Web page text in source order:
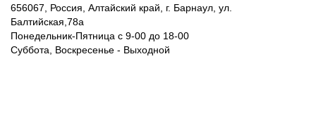
656067, Россия, Алтайский край, г. Барнаул, ул.
Балтийская,78а
Понедельник-Пятница с 9-00 до 18-00
Суббота, Воскресенье - Выходной